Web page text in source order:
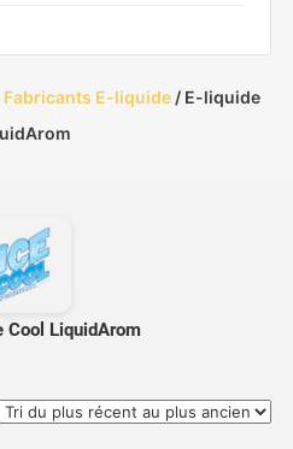
Fabricants E-liquide/ E-liquide
Cool LiquidArom